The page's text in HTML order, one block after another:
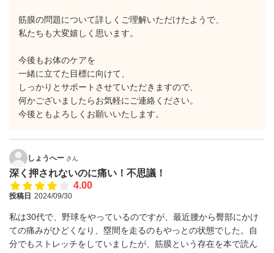
筋膜の問題について詳しくご理解いただけたようで、
私たちも大変嬉しく思います。
今後もお体のケアを
一緒に立てた目標に向けて、
しっかりとサポートさせていただきますので、
何かございましたらお気軽にご連絡ください。
今後ともよろしくお願いいたします。
しょうへー さん
深く押されないのに痛い！不思議！
4.00
投稿日 2024/09/30
私は30代で、野球をやっているのですが、最近腰から臀部にかけ
ての痛みがひどくなり、塁間を走るのもやっとの状態でした。自
分でもストレッチをしていましたが、筋膜という存在を本で読ん